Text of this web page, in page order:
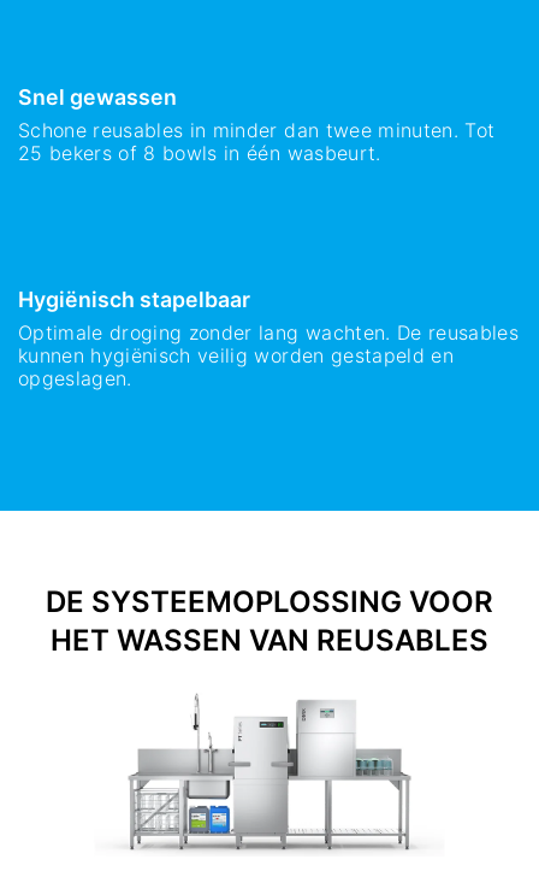
Snel gewassen
Schone reusables in minder dan twee minuten. Tot
25 bekers of 8 bowls in één wasbeurt.
Hygiënisch stapelbaar
Optimale droging zonder lang wachten. De reusables
kunnen hygiënisch veilig worden gestapeld en
opgeslagen.
DE SYSTEEMOPLOSSING VOOR
HET WASSEN VAN REUSABLES